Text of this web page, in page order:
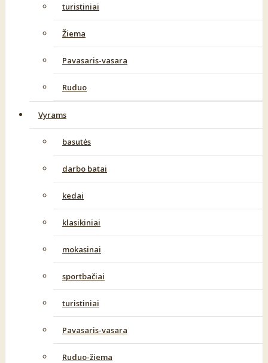
turistiniai
Žiema
Pavasaris-vasara
Ruduo
Vyrams
basutės
darbo batai
kedai
klasikiniai
mokasinai
sportbačiai
turistiniai
Pavasaris-vasara
Ruduo-žiema